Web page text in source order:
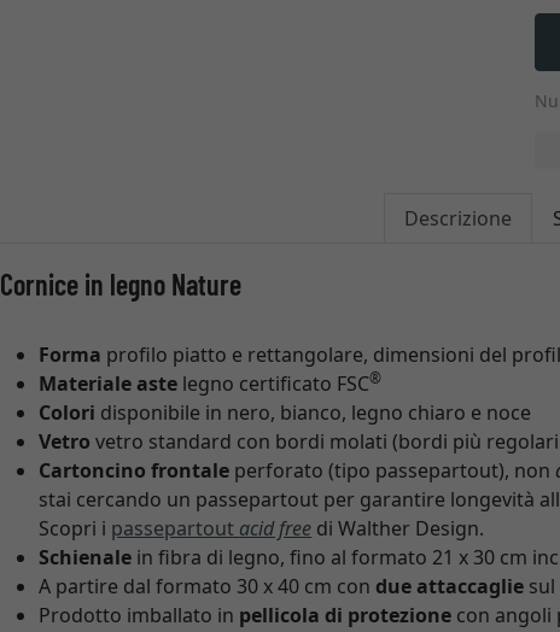
Descrizione
Cornice in legno Nature
Forma profilo piatto e rettangolare, dimensioni del
Materiale aste legno certificato FSC®
Colori disponibile in nero, bianco, legno chiaro e noce
Vetro vetro standard con bordi molati (bordi più
Cartoncino frontale perforato (tipo passepartout), non
stai cercando un passepartout per garantire longevità
Scopri i passepartout acid free di Walther Design.
Schienale in fibra di legno, fino al formato 21 x 30 cm
A partire dal formato 30 x 40 cm condue attaccaglie
Prodotto imballato in pellicola di protezione con